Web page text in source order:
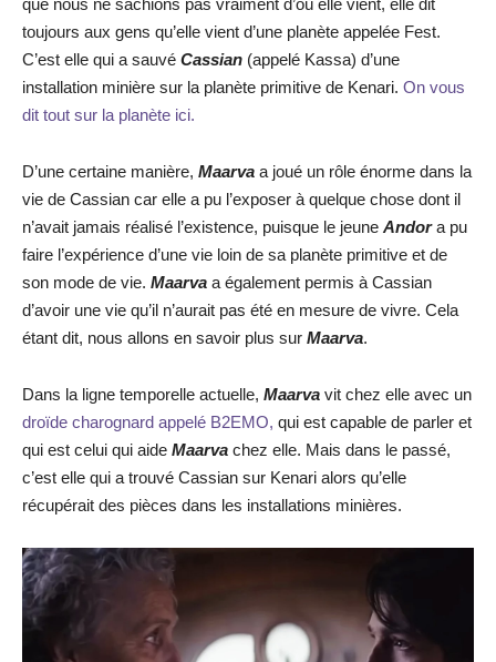
que nous ne sachions pas vraiment d’où elle vient, elle dit
toujours aux gens qu’elle vient d’une planète appelée Fest.
C’est elle qui a sauvé Cassian (appelé Kassa) d’une
installation minière sur la planète primitive de Kenari. On vous
dit tout sur la planète ici.
D’une certaine manière, Maarva a joué un rôle énorme dans la
vie de Cassian car elle a pu l’exposer à quelque chose dont il
n’avait jamais réalisé l’existence, puisque le jeune Andora pu
faire l’expérience d’une vie loin de sa planète primitive et de
son mode de vie. Maarva a également permis à Cassian
d’avoir une vie qu’il n’aurait pas été en mesure de vivre. Cela
étant dit, nous allons en savoir plus sur Maarva.
Dans la ligne temporelle actuelle, Maarva vit chez elle avec un
droïde charognard appelé B2EMO, qui est capable de parler et
qui est celui qui aide Maarva chez elle. Mais dans le passé,
c’est elle qui a trouvé Cassian sur Kenari alors qu’elle
récupérait des pièces dans les installations minières.